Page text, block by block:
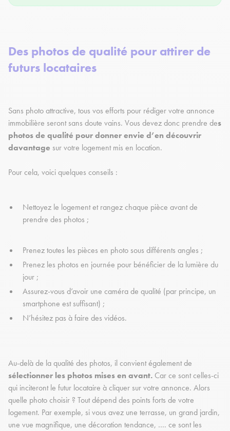
Des photos de qualité pour attirer de
futurs locataires
Sans photo attractive, tous vos efforts pour rédiger votre annonce
immobilière seront sans doute vains. Vous devez donc prendre des
photos de qualité pour donner envie d’en découvrir
davantage sur votre logement mis en location.
Pour cela, voici quelques conseils :
Nettoyez le logement et rangez chaque pièce avant de
prendre des photos ;
Prenez toutes les pièces en photo sous différents angles ;
Prenez les photos en journée pour bénéficier de la lumière du
jour ;
Assurez-vous d’avoir une caméra de qualité (par principe, un
smartphone est suffisant) ;
N’hésitez pas à faire des vidéos.
Au-delà de la qualité des photos, il convient également de
sélectionner les photos mises en avant. Car ce sont celles-ci
qui inciteront le futur locataire à cliquer sur votre annonce. Alors
quelle photo choisir ? Tout dépend des points forts de votre
logement. Par exemple, si vous avez une terrasse, un grand jardin,
une vue magnifique, une décoration tendance, …. ce sont les